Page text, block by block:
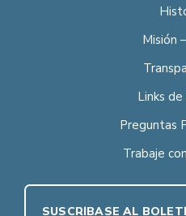
Misión
Links
Preguntas
Trabaje
SUSCRÍBASE AL